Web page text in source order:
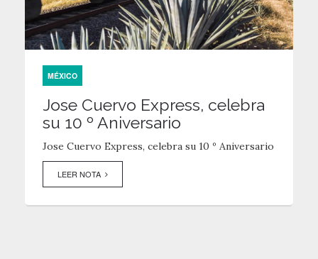
MÉXICO
Jose Cuervo Express, celebra
su 10 º Aniversario
Jose Cuervo Express, celebra su 10 º Aniversario
LEER NOTA